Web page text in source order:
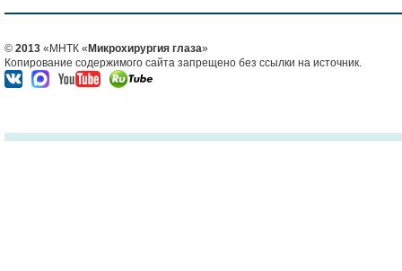
© 2013 «МНТК « Микрохирургия глаза»
Копирование содержимого сайта запрещено без ссылки на источник.